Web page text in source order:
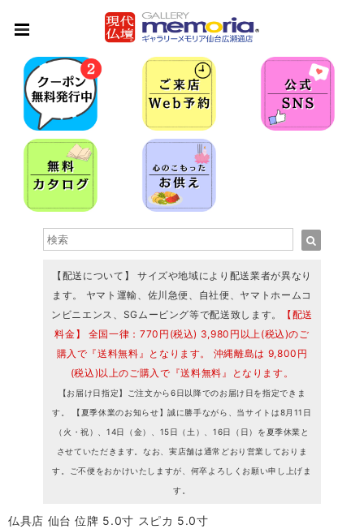
【配送について】 サイズや地域により配送業者が異なり
ます。 ヤマト運輸、佐川急便、自社便、ヤマトホームコ
ンビニエンス、SGムービング等で配送致します。
【配送
料金】 全国一律：770円(税込) 3,980円以上(税込)のご
購入で『送料無料』となります。 沖縄離島は 9,800円
(税込)以上のご購入で『送料無料』となります。
【お届け日指定】ご注文から6日以降でのお届け日を指定できま
す。 【夏季休業のお知らせ】誠に勝手ながら、当サイトは8月11日
（火・祝）、14日（金）、15日（土）、16日（日）を夏季休業と
させていただきます。なお、実店舗は通常どおり営業しておりま
す。ご不便をおかけいたしますが、何卒よろしくお願い申し上げま
す。
仏具店 仙台 位牌 5.0寸 スピカ 5.0寸